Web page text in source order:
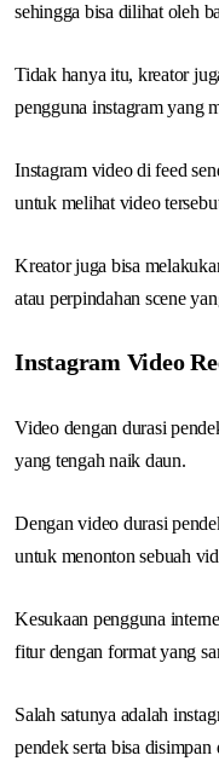
sehingga bisa dilihat oleh
Tidak hanya itu, kreator
pengguna instagram yang
Instagram video di feed
untuk melihat video
Kreator juga bisa
atau perpindahan scene
Instagram Video
Video dengan durasi
yang tengah naik daun.
Dengan video durasi
untuk menonton sebuah
Kesukaan pengguna
fitur dengan format yang
Salah satunya adalah
pendek serta bisa